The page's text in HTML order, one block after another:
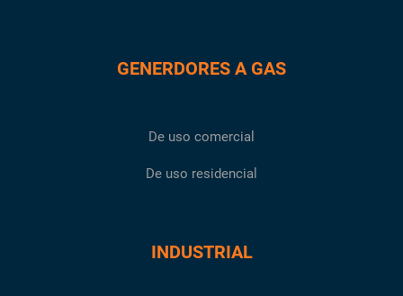
GENERDORES A GAS
De uso comercial
De uso residencial
INDUSTRIAL